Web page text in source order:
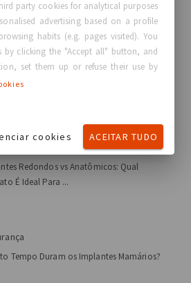
e fatos
Redondos vs Anatômicos: Qual
É Ideal Para ...
Tempo Duram os Implantes Mamários?
party cookies for analytical purposes
advertising based on a profile
habits (e.g. pages visited). You
by clicking the "Accept all" button, and
set them up or refuse their use by
cookies ACEITAR TUDO